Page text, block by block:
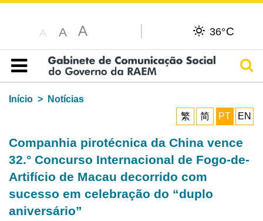
A A A 36°C
Índice
Início
Notícias
繁
简 PT EN
Companhia pirotécnica da China vence
32.° Concurso Internacional de Fogo-de-
Artifício de Macau decorrido com
sucesso em celebração do “duplo
aniversário”